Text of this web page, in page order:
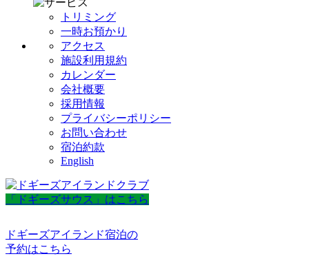
トリミング
一時お預かり
アクセス
施設利用規約
カレンダー
会社概要
採用情報
プライバシーポリシー
お問い合わせ
宿泊約款
English
「ドギーズサウス」はこちら
ドギーズアイランド宿泊の
予約はこちら